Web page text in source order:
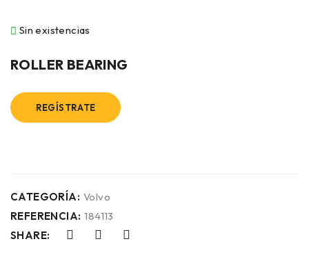
Sin existencias
ROLLER BEARING
REGÍSTRATE
CATEGORÍA: Volvo
REFERENCIA: 184113
SHARE: